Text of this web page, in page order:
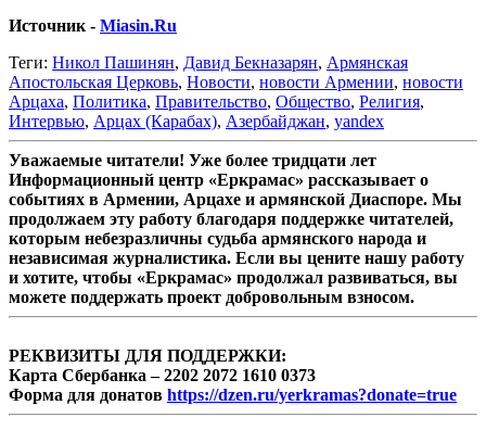
Источник - Miasin.Ru
Теги: Никол Пашинян, Давид Бекназарян, Армянская
Апостольская Церковь, Новости, новости Армении, новости
Арцаха, Политика, Правительство, Общество, Религия,
Интервью, Арцах (Карабах), Азербайджан, yandex
Уважаемые читатели! Уже более тридцати лет
Информационный центр «Еркрамас» рассказывает о
событиях в Армении, Арцахе и армянской Диаспоре. Мы
продолжаем эту работу благодаря поддержке читателей,
которым небезразличны судьба армянского народа и
независимая журналистика. Если вы цените нашу работу
и хотите, чтобы «Еркрамас» продолжал развиваться, вы
можете поддержать проект добровольным взносом.
РЕКВИЗИТЫ ДЛЯ ПОДДЕРЖКИ:
Карта Сбербанка – 2202 2072 1610 0373
Форма для донатов https://dzen.ru/yerkramas?donate=true